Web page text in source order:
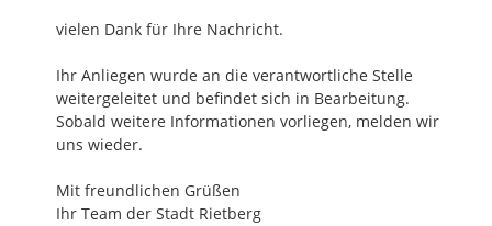
vielen Dank für Ihre Nachricht.
Ihr Anliegen wurde an die verantwortliche Stelle
weitergeleitet und befindet sich in Bearbeitung.
Sobald weitere Informationen vorliegen, melden wir
uns wieder.
Mit freundlichen Grüßen
Ihr Team der Stadt Rietberg